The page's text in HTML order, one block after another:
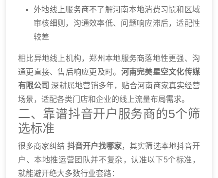
外地线上服务商不了解河南本地消费习惯和区域
审核细则，沟通效率低、问题响应滞后，适配性
较差
相比异地线上机构，郑州本地服务商落地性更强、沟
通更直接、售后响应更及时。 河南完美星空文化传媒
有限公司 深耕属地营销多年，贴合河南商家真实经营
场景，适配各类门店和企业的线上流量布局需求。
二、靠谱抖音开户服务商的5个筛
选标准
很多商家纠结 抖音开户找哪家，其实筛选本地抖音开
户、本地推运营团队并不复杂，认准以下5个标准，
就能避开绝大多数行业套路：